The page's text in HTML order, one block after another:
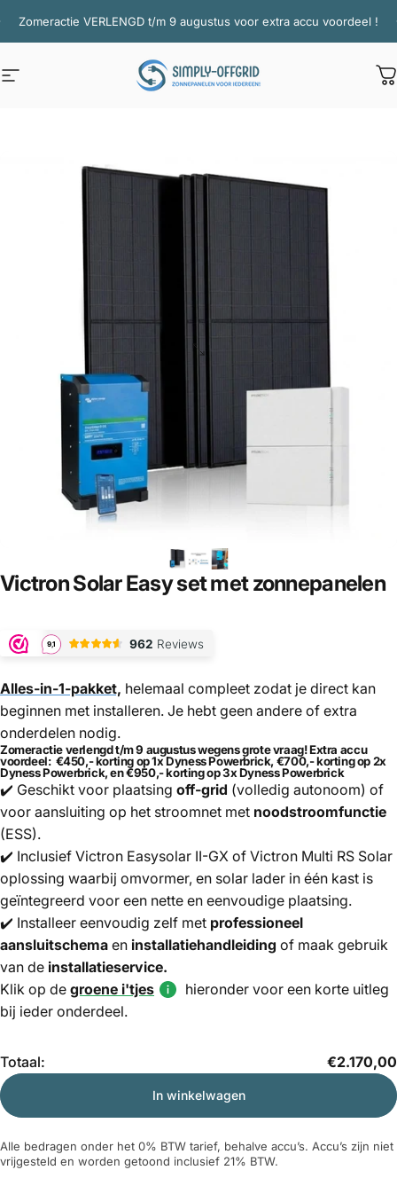
Zomeractie VERLENGD t/m 9 augustus voor extra accu voordeel !
Site navigatie Simply Offgrid
VictronSolarEasysetmetzonnepanelen
Alles-in-1-pakket, helemaal compleet zodat je direct kan
beginnen met installeren. Je hebt geen andere of extra
onderdelen nodig.
Zomeractie verlengd t/m 9 augustus wegens grote vraag! Extra accu
voordeel: €450,-korting op 1x Dyness Powerbrick,€700,- korting op 2x
Dyness Powerbrick, en€950,- korting op 3x Dyness Powerbrick
✔️ Geschikt voor plaatsing off-grid (volledig autonoom) of
voor aansluiting op het stroomnet met noodstroomfunctie
(ESS).
✔️ Inclusief Victron Easysolar II-GX of Victron Multi RS Solar
oplossing waarbij omvormer, en solar lader in één kast is
geïntegreerd voor een nette en eenvoudige plaatsing.
✔️ Installeer eenvoudig zelf met professioneel
aansluitschema en installatiehandleiding of maak gebruik
van de installatieservice.
Klik op de groene i'tjes
hieronder voor een korte uitleg
bij ieder onderdeel.
Totaal: €2.170,00
Hoeveelheid
In winkelwagen
Alle bedragen onder het 0% BTW tarief, behalve accu’s. Accu’s zijn niet
vrijgesteld en worden getoond inclusief 21% BTW.